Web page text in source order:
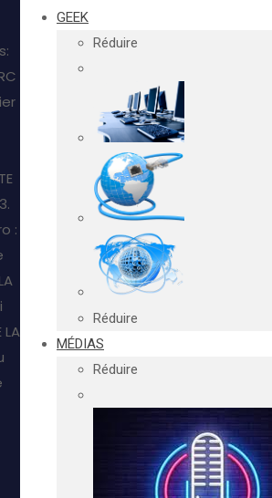
GEEK
Réduire
Réduire
MÉDIAS
Réduire
:
LA